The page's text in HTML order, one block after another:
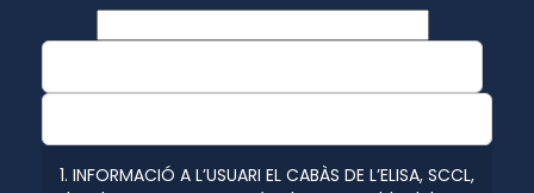
1. INFORMACIÓ A L’USUARI EL CABÀS DE L’ELISA, SCCL,